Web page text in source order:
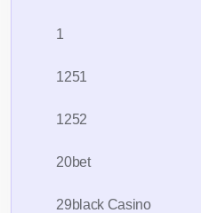
1
1251
1252
20bet
29black Casino